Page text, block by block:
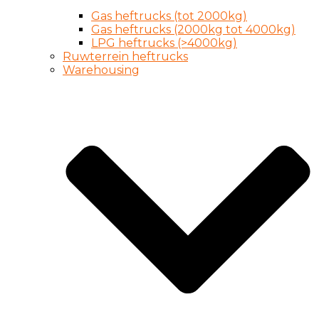
Gas heftrucks (tot 2000kg)
Gas heftrucks (2000kg tot 4000kg)
LPG heftrucks (>4000kg)
Ruwterrein heftrucks
Warehousing